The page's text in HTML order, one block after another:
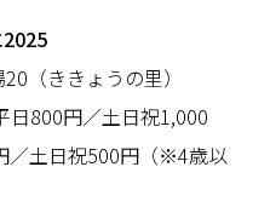
（ききょうの里）
日800円／土日祝1,000
土日祝500円（※4歳以